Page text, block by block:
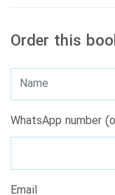
Order this
WhatsApp number
Email